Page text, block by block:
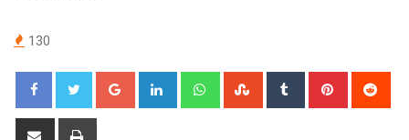
130
Google+ LinkedIn WhatsappStumbleUpon
Tumblr Pinterest
Share